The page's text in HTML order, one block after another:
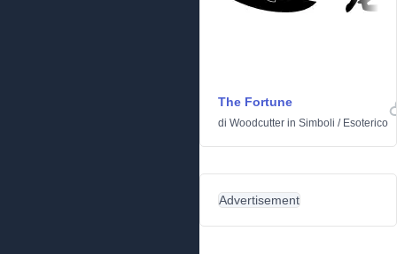
The Fortune
di Woodcutter in Simboli / Esoterico
Advertisement